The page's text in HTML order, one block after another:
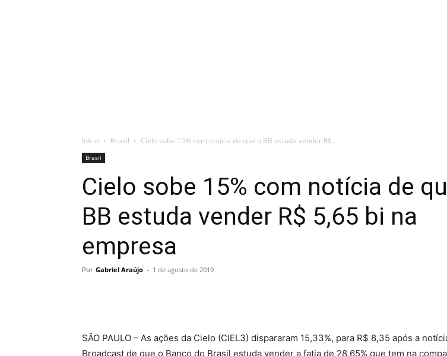
Início Brasil Cielo sobe 15% com notícia de que o BB estuda vender R$...
Brasil
Cielo sobe 15% com notícia de
BB estuda vender R$ 5,65 bi na
empresa
Por Gabriel Araújo - 1 de agosto de 2019
SÃO PAULO – As ações da Cielo (CIEL3) dispararam 15,33%, para R$ 8,35 após a
Broadcast de que o Banco do Brasil estuda vender a fatia de 28,65% que tem na